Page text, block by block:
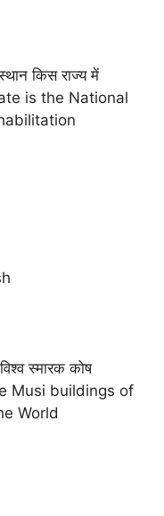
किस राज्य में
is the National
स्मारक कोष
Musi buildings of
World